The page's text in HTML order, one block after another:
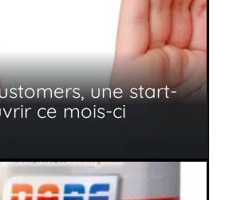
une start-
ce mois-ci